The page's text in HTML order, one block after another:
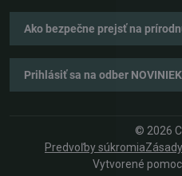
Ako bezpečne prejsť na
Prihlásiť sa na odber
© 2026
Predvoľby súkromia
Vytvorené